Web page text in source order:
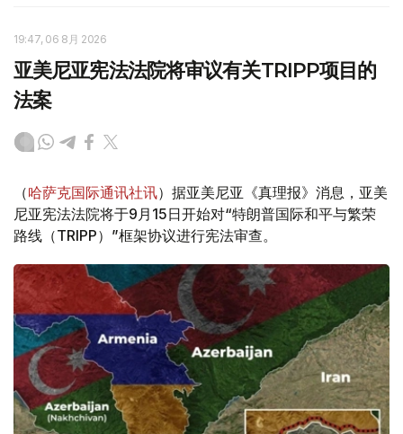
19:47, 06 8月 2026
亚美尼亚宪法法院将审议有关TRIPP项目的
法案
（哈萨克国际通讯社讯）据亚美尼亚《真理报》消息，亚美
尼亚宪法法院将于9月15日开始对“特朗普国际和平与繁荣
路线（TRIPP）”框架协议进行宪法审查。